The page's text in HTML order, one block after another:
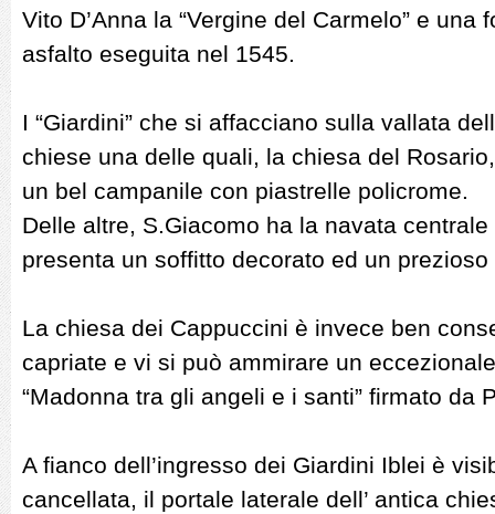
Vito D’Anna la “Vergine del Carmelo” e una
asfalto eseguita nel 1545.
I “Giardini” che si affacciano sulla vallata
chiese una delle quali, la chiesa del
un bel campanile con piastrelle policrome.
Delle altre, S.Giacomo ha la navata
presenta un soffitto decorato ed un
La chiesa dei Cappuccini è invece ben
capriate e vi si può ammirare un
“Madonna tra gli angeli e i santi” firmato da
A fianco dell’ingresso dei Giardini Iblei è
cancellata, il portale laterale dell’ antica